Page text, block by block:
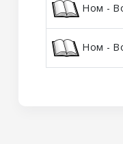
Ном -
Ном -